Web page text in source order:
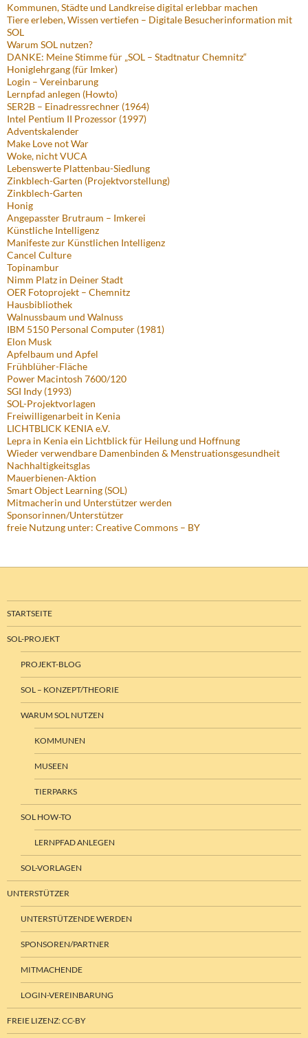
Kommunen, Städte und Landkreise digital erlebbar machen
Tiere erleben, Wissen vertiefen – Digitale Besucherinformation mit
SOL
Warum SOL nutzen?
DANKE: Meine Stimme für „SOL – Stadtnatur Chemnitz“
Honiglehrgang (für Imker)
Login – Vereinbarung
Lernpfad anlegen (Howto)
SER2B – Einadressrechner (1964)
Intel Pentium II Prozessor (1997)
Adventskalender
Make Love not War
Woke, nicht VUCA
Lebenswerte Plattenbau-Siedlung
Zinkblech-Garten (Projektvorstellung)
Zinkblech-Garten
Honig
Angepasster Brutraum – Imkerei
Künstliche Intelligenz
Manifeste zur Künstlichen Intelligenz
Cancel Culture
Topinambur
Nimm Platz in Deiner Stadt
OER Fotoprojekt – Chemnitz
Hausbibliothek
Walnussbaum und Walnuss
IBM 5150 Personal Computer (1981)
Elon Musk
Apfelbaum und Apfel
Frühblüher-Fläche
Power Macintosh 7600/120
SGI Indy (1993)
SOL-Projektvorlagen
Freiwilligenarbeit in Kenia
LICHTBLICK KENIA e.V.
Lepra in Kenia ein Lichtblick für Heilung und Hoffnung
Wieder verwendbare Damenbinden & Menstruationsgesundheit
Nachhaltigkeitsglas
Mauerbienen-Aktion
Smart Object Learning (SOL)
Mitmacherin und Unterstützer werden
Sponsorinnen/Unterstützer
freie Nutzung unter: Creative Commons – BY
STARTSEITE
SOL-PROJEKT
PROJEKT-BLOG
SOL – KONZEPT/THEORIE
WARUM SOL NUTZEN
KOMMUNEN
MUSEEN
TIERPARKS
SOL HOW-TO
LERNPFAD ANLEGEN
SOL-VORLAGEN
UNTERSTÜTZER
UNTERSTÜTZENDE WERDEN
SPONSOREN/PARTNER
MITMACHENDE
LOGIN-VEREINBARUNG
FREIE LIZENZ: CC-BY